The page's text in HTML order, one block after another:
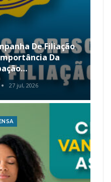
De Filiação
Da
27 jul, 2026